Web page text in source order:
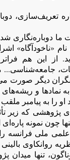
تعریف‌سازی،
دوباره‌نگاری
«ناخودآگاه»
از این هم
دیگر صورت
نمادها و
او را به پیامبر
که زیر
چون نمونه
ملی فرانسه